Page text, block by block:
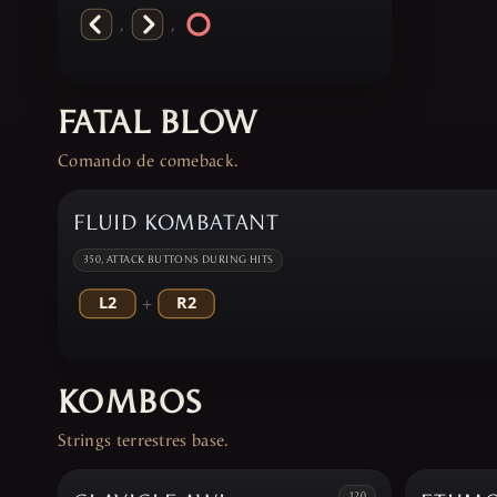
, ,
FATAL BLOW
Comando de comeback.
FLUID KOMBATANT
350, ATTACK BUTTONS DURING HITS
+
KOMBOS
Strings terrestres base.